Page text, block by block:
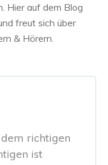
Hier auf dem Blog
freut sich über
& Hörern.
richtigen
ist